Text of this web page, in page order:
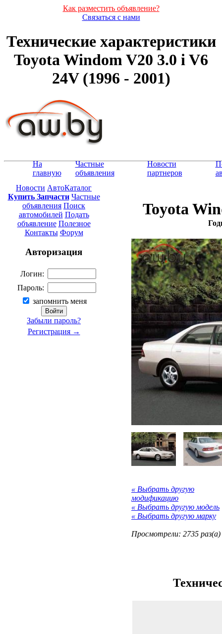
Как разместить объявление?
Связаться с нами
Технические характеристики
Toyota Windom V20 3.0 i V6
24V (1996 - 2001)
На
главную
Частные
объявления
Новости
партнеров
Новости АвтоКаталог
Купить Запчасти Частные
объявления Поиск
автомобилей Подать
объявление Полезное
Контакты Форум
Авторизация
Логин:
Пароль:
запомнить меня
Забыли пароль?
Регистрация →
Toyota
« Выбрать другую
модификацию
« Выбрать другую модель
« Выбрать другую марку
Просмотрели: 2735 раз(а)